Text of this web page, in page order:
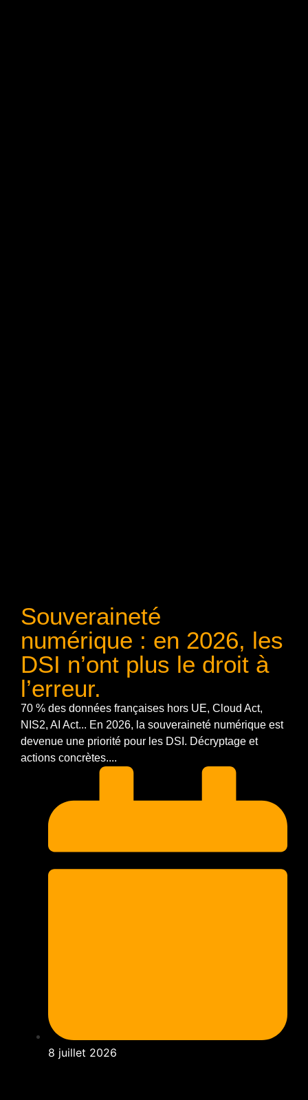
Souveraineté
numérique : en 2026, les
DSI n’ont plus le droit à
l’erreur.
70 % des données françaises hors UE, Cloud Act,
NIS2, AI Act... En 2026, la souveraineté numérique est
devenue une priorité pour les DSI. Décryptage et
actions concrètes....
8 juillet 2026